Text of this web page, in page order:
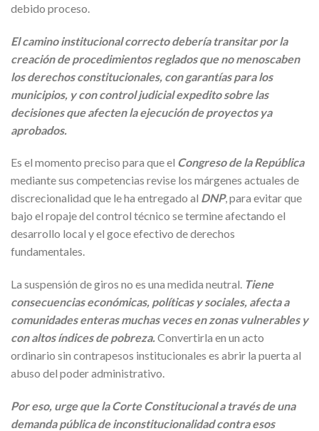
debido proceso.
El camino institucional correcto debería transitar por la
creación de procedimientos reglados que no menoscaben
los derechos constitucionales, con garantías para los
municipios, y con control judicial expedito sobre las
decisiones que afecten la ejecución de proyectos ya
aprobados.
Es el momento preciso para que el Congreso de la República
mediante sus competencias revise los márgenes actuales de
discrecionalidad que le ha entregado al DNP, para evitar que
bajo el ropaje del control técnico se termine afectando el
desarrollo local y el goce efectivo de derechos
fundamentales.
La suspensión de giros no es una medida neutral. Tiene
consecuencias económicas, políticas y sociales, afecta a
comunidades enteras muchas veces en zonas vulnerables y
con altos índices de pobreza.Convertirla en un acto
ordinario sin contrapesos institucionales es abrir la puerta al
abuso del poder administrativo.
Por eso, urge que la Corte Constitucional a través de una
demanda pública de inconstitucionalidad contra esos